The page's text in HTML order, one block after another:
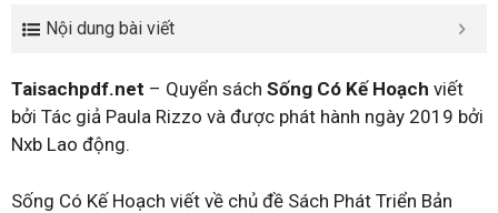
Nội dung bài viết
Taisachpdf.net – Quyển sách Sống Có Kế Hoạch viết
bởi Tác giả Paula Rizzo và được phát hành ngày 2019 bởi
Nxb Lao động.
Sống Có Kế Hoạch viết về chủ đề Sách Phát Triển Bản